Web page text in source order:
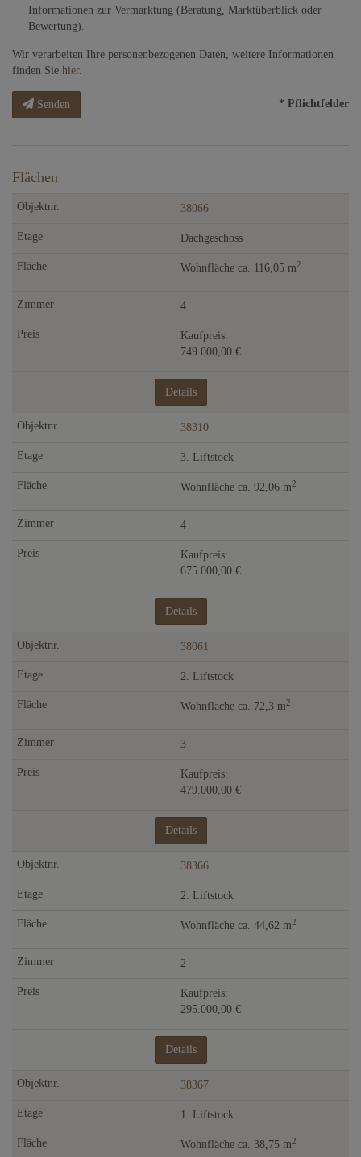
Informationen zur Vermarktung (Beratung, Marktüberblick oder
Bewertung).
Wir verarbeiten Ihre personenbezogenen Daten, weitere Informationen
finden Sie hier.
Senden * Pflichtfelder
Flächen
38066
Dachgeschoss
Wohnfläche ca. 116,05 m2
4
Kaufpreis:
749.000,00 €
Details
38310
3. Liftstock
Wohnfläche ca. 92,06 m2
4
Kaufpreis:
675.000,00 €
Details
38061
2. Liftstock
Wohnfläche ca. 72,3 m2
3
Kaufpreis:
479.000,00 €
Details
38366
2. Liftstock
Wohnfläche ca. 44,62 m2
2
Kaufpreis:
295.000,00 €
Details
38367
1. Liftstock
Wohnfläche ca. 38,75 m2